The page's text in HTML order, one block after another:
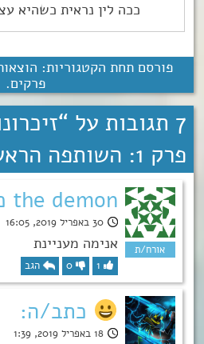
ככה לין נראית כשהיא
פורסם תחת הקטגוריות:
פרקים.
7 תגובות על “
פרק 1: השותפה הראשונה
the demon כתב/ה:
30 באפריל 2019, 16:05
אנימה מעניינת
1
0 הגב
כתב/ה:
18 באפריל 2019, 1:39